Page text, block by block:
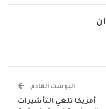
البوست القادم
أمريكا تلغي التأشيرات